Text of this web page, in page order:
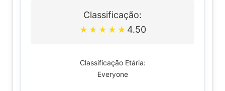
Classificação:
★ ★ ★ ★ ★ 4.50
Classificação Etária:
Everyone